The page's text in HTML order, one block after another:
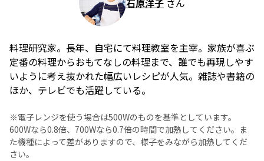
石原洋子 さん
料理研究家。長年、自宅にて料理教室を主宰。家族が喜ぶ
定番の料理からおもてなしの料理まで、誰でも再現しやす
いように考え抜かれた幅広いレシピが人気。雑誌や書籍の
ほか、テレビでも活躍している。
※電子レンジを使う場合は500Wのものを基準としています。
600Wなら0.8倍、700Wなら0.7倍の時間で加熱してください。ま
た機種によって差がありますので、様子をみながら加熱してくだ
さい。